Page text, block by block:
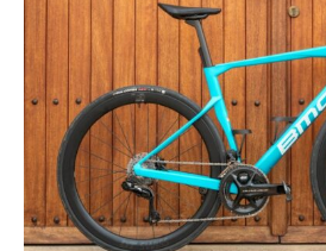
Actualités
Technologies